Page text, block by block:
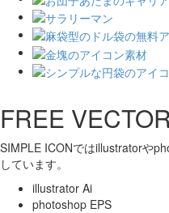
FREE
SIMPLE ICONではillustratorや
しています。
illustrator Ai
photoshop EPS